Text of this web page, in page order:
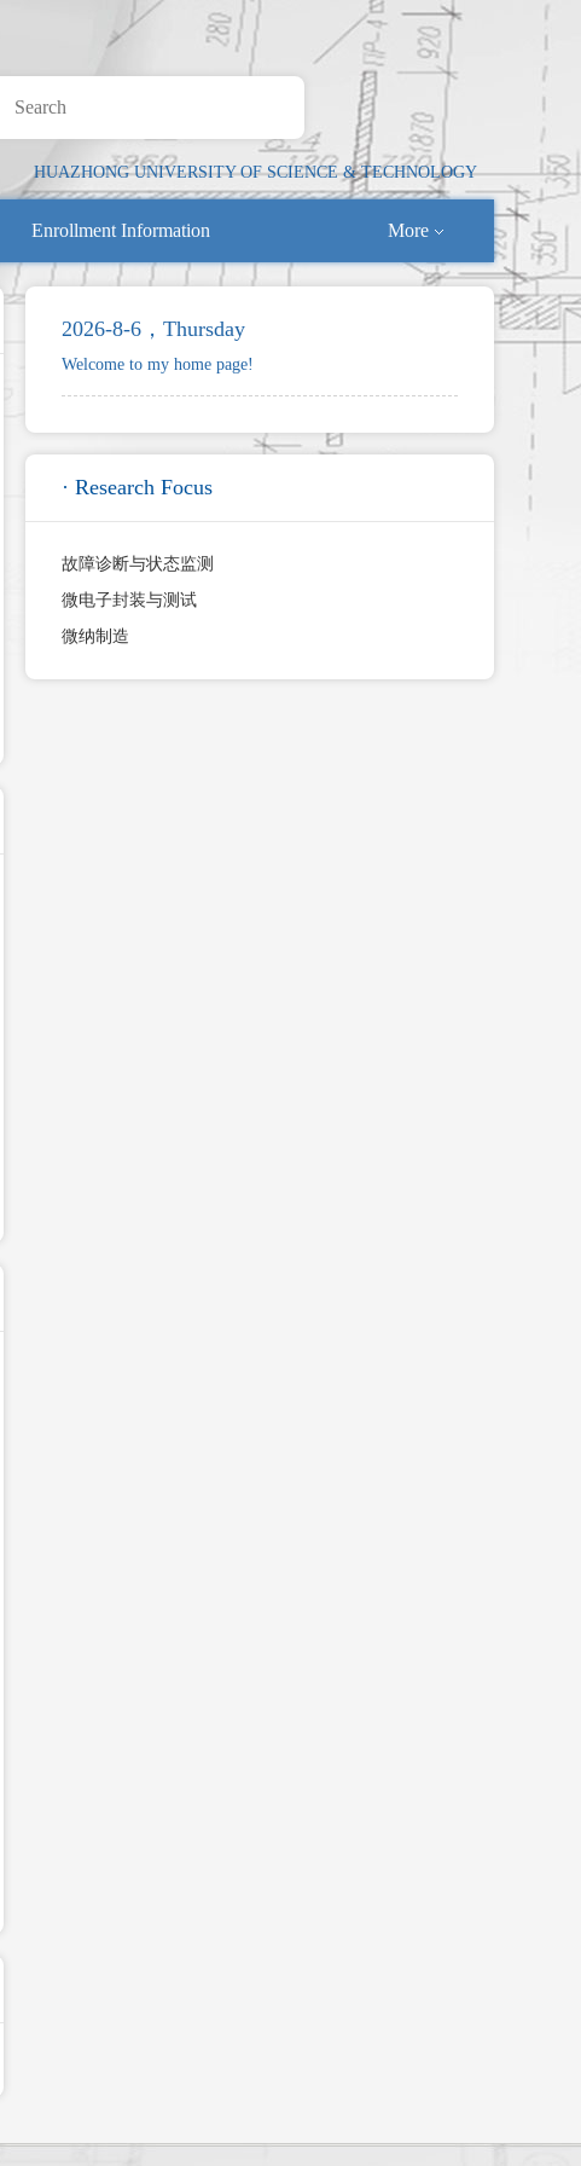
HUAZHONG UNIVERSITY OF SCIENCE & TECHNOLOGY
Enrollment Information More
2026-8-6，Thursday
Welcome to my home page!
· Research Focus
故障诊断与状态监测
微电子封装与测试
微纳制造